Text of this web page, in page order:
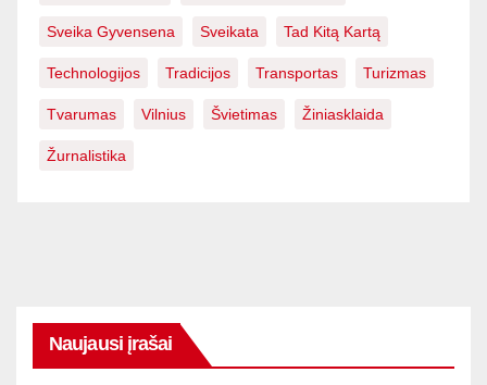
Sveika Gyvensena Sveikata Tad Kitą Kartą
Technologijos Tradicijos Transportas Turizmas
Tvarumas Vilnius Švietimas Žiniasklaida
Žurnalistika
Naujausi įrašai